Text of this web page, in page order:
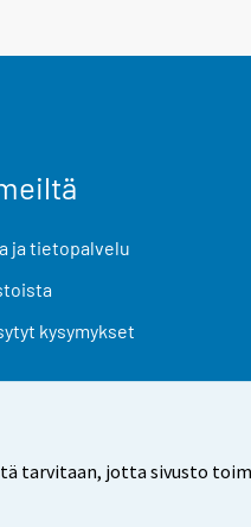
tarvitaan, jotta sivusto
ja tietopalvelu
kysymykset